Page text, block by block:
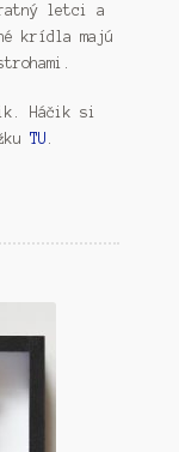
letci a
krídla majú
Háčik si
TU